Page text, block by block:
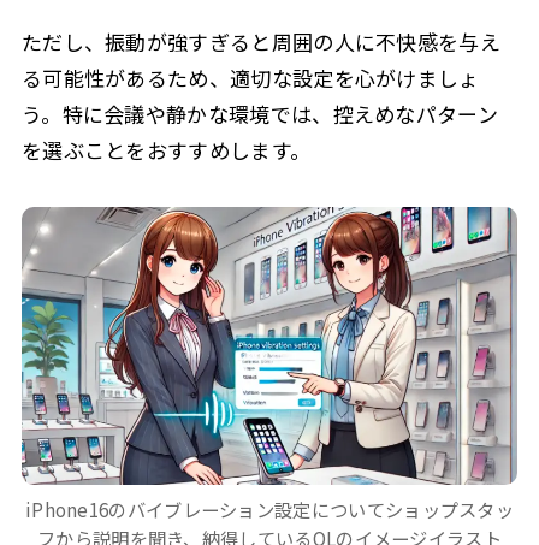
ただし、振動が強すぎると周囲の人に不快感を与え
る可能性があるため、適切な設定を心がけましょ
う。特に会議や静かな環境では、控えめなパターン
を選ぶことをおすすめします。
iPhone16のバイブレーション設定についてショップスタッ
フから説明を聞き、納得しているOLのイメージイラスト